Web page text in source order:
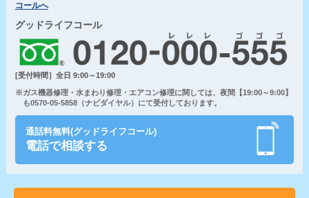
コールへ
グッドライフコール
[受付時間］全日 9:00～19:00
※ガス機器修理・水まわり修理・エアコン修理に関しては、夜間【19:00～9:00】
も0570-05-5858（ナビダイヤル）にて受付しております。
通話料無料(グッドライフコール)
電話で相談する